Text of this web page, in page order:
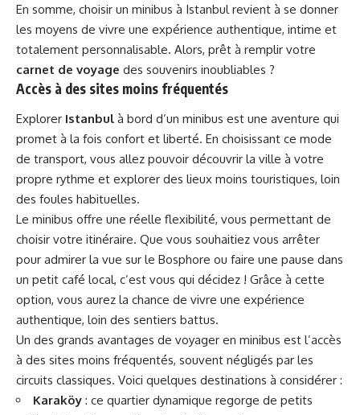
En somme, choisir un minibus à Istanbul revient à se donner
les moyens de vivre une expérience authentique, intime et
totalement personnalisable. Alors, prêt à remplir votre
carnet de voyage des souvenirs inoubliables ?
Accès à des sites moins fréquentés
Explorer Istanbul à bord d’un minibus est une aventure qui
promet à la fois confort et liberté. En choisissant ce mode
de transport, vous allez pouvoir découvrir la ville à votre
propre rythme et explorer des lieux moins touristiques, loin
des foules habituelles.
Le minibus offre une réelle flexibilité, vous permettant de
choisir votre itinéraire. Que vous souhaitiez vous arrêter
pour admirer la vue sur le Bosphore ou faire une pause dans
un petit café local, c’est vous qui décidez ! Grâce à cette
option, vous aurez la chance de vivre une expérience
authentique, loin des sentiers battus.
Un des grands avantages de voyager en minibus est l’accès
à des sites moins fréquentés, souvent négligés par les
circuits classiques. Voici quelques destinations à considérer :
Karaköy : ce quartier dynamique regorge de petits